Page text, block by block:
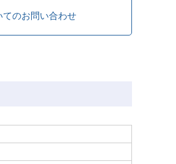
てのお問い合わせ